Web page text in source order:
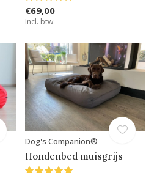
€69,00
Incl. btw
Dog's Companion®
Hondenbed muisgrijs